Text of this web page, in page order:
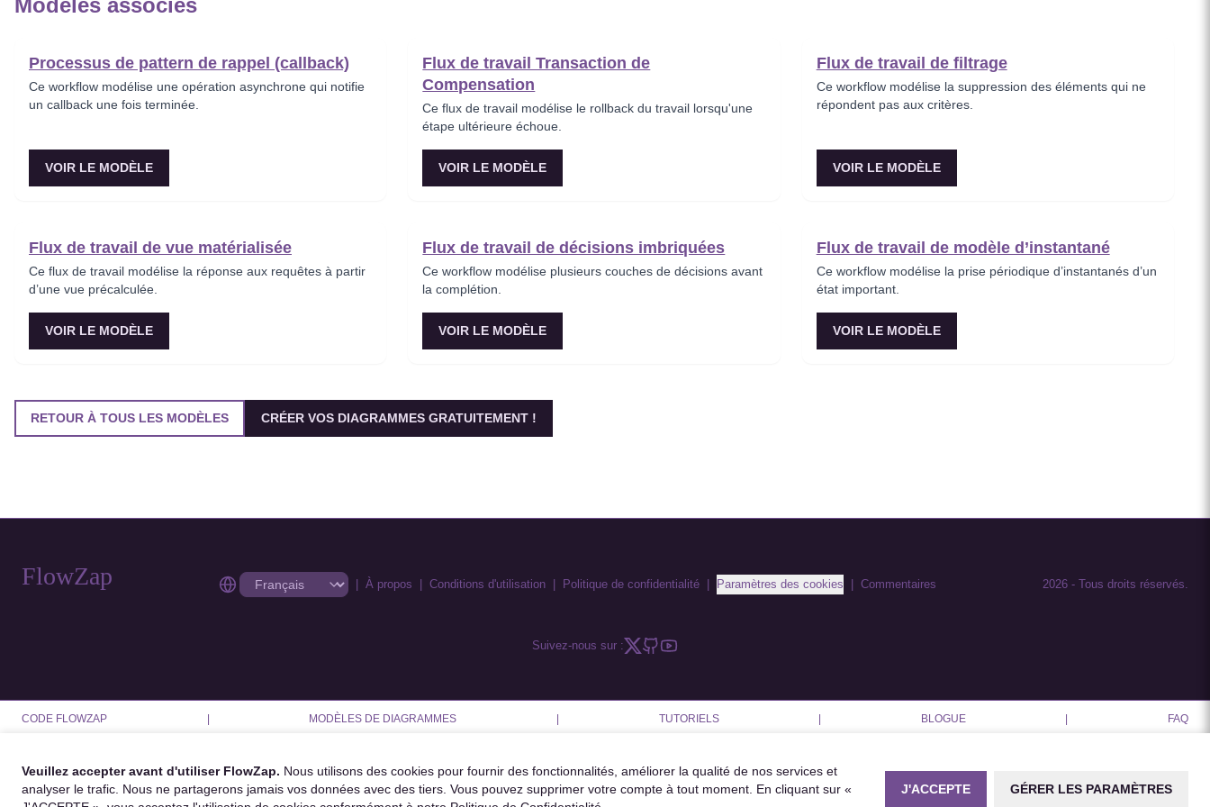
Modèles associés
Processus de pattern de rappel (callback)
Ce workflow modélise une opération asynchrone qui notifie
un callback une fois terminée.
VOIR LE MODÈLE
Flux de travail Transaction de
Compensation
Ce flux de travail modélise le rollback du travail lorsqu'une
étape ultérieure échoue.
VOIR LE MODÈLE
Flux de travail de filtrage
Ce workflow modélise la suppression des éléments qui ne
répondent pas aux critères.
VOIR LE MODÈLE
Flux de travail de vue matérialisée
Ce flux de travail modélise la réponse aux requêtes à partir
d’une vue précalculée.
VOIR LE MODÈLE
Flux de travail de décisions imbriquées
Ce workflow modélise plusieurs couches de décisions avant
la complétion.
VOIR LE MODÈLE
Flux de travail de modèle d’instantané
Ce workflow modélise la prise périodique d’instantanés d’un
état important.
VOIR LE MODÈLE
RETOUR À TOUS LES MODÈLES CRÉER VOS DIAGRAMMES GRATUITEMENT !
FlowZap | À propos | Conditions d'utilisation | Politique de confidentialité | Paramètres des cookies | Commentaires 2026 - Tous droits réservés.
Suivez-nous sur :
Veuillez accepter avant d'utiliser FlowZap. Nous utilisons des cookies pour fournir des fonctionnalités, améliorer la qualité de nos services et
analyser le trafic. Nous ne partagerons jamais vos données avec des tiers. Vous pouvez supprimer votre compte à tout moment. En cliquant sur «
J'ACCEPTE GÉRER LES PARAMÈTRES
CODE FLOWZAP MODÈLES DE DIAGRAMMES TUTORIELS BLOGUE FAQ